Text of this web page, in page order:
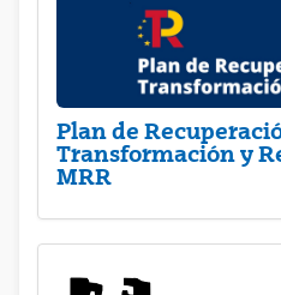
Plan de
Transformación y
MRR